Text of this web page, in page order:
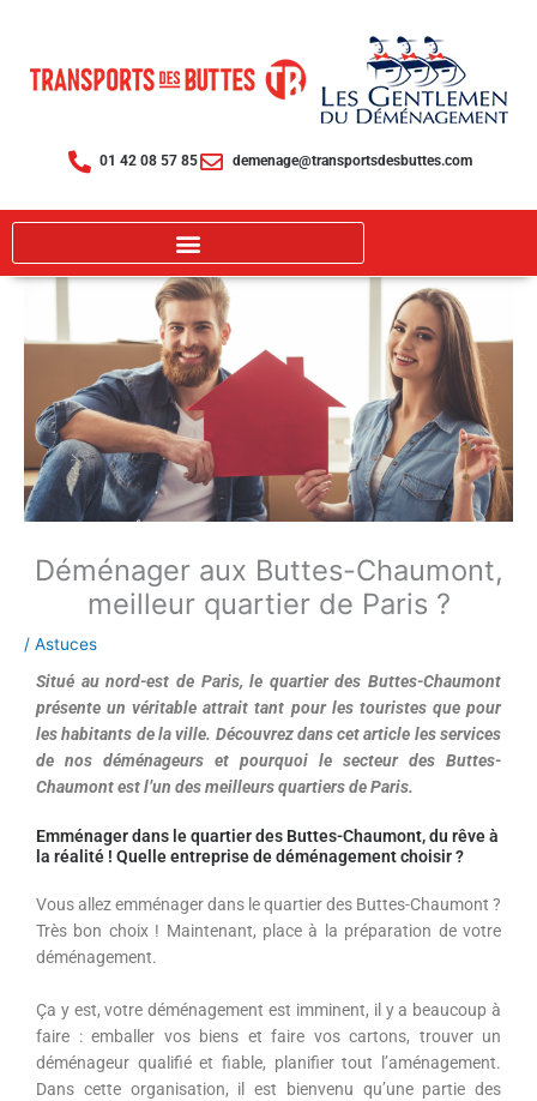
contenu
01 42 08 57 85 demenage@transportsdesbuttes.com
Déménager aux Buttes-Chaumont,
meilleur quartier de Paris ?
/ Astuces
Situé au nord-est de Paris,le quartier des Buttes-Chaumont
présente un véritable attrait tant pour les touristes que pour
les habitants de la ville. Découvrez dans cet article les services
de nos déménageurs et pourquoi le secteur des Buttes-
Chaumont est l’un des meilleurs quartiers de Paris.
Emménager dans le quartier des Buttes-Chaumont, du rêve à
la réalité ! Quelle entreprise de déménagement choisir ?
Vous allez emménager dans le quartier des Buttes-Chaumont ?
Très bon choix ! Maintenant, place à la préparation de votre
déménagement.
Ça y est, votre déménagement est imminent, il y a beaucoup à
faire : emballer vos biens et faire vos cartons, trouver un
déménageur qualifié et fiable, planifier tout l’aménagement.
Dans cette organisation, il est bienvenu qu’une partie des